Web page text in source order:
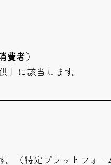
費者）
」に該当します。
。（特定プラットフォ